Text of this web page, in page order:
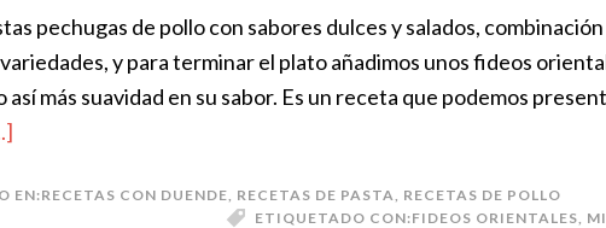
pechugas de pollo con sabores dulces y salados,
y para terminar el plato añadimos unos fideos
más suavidad en su sabor. Es un receta que podemos
EN:RECETAS CON DUENDE RECETAS DE PASTA
RECETAS DE POLLO
ETIQUETADO CON:FIDEOS ORIENTALES